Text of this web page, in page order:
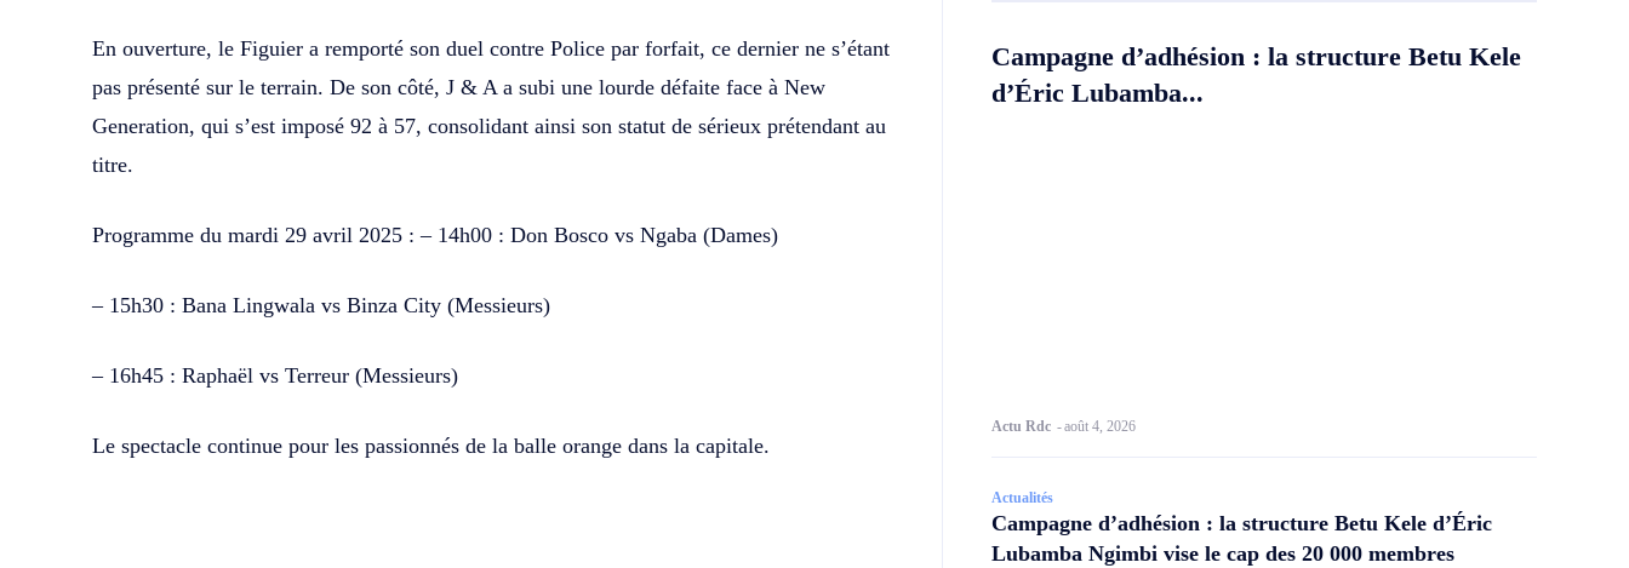
En ouverture, le Figuier a remporté son duel contre Police par forfait, ce dernier ne s’étant
pas présenté sur le terrain. De son côté, J & A a subi une lourde défaite face à New
Generation, qui s’est imposé 92 à 57, consolidant ainsi son statut de sérieux prétendant au
titre.
Programme du mardi 29 avril 2025 : – 14h00 : Don Bosco vs Ngaba (Dames)
– 15h30 : Bana Lingwala vs Binza City (Messieurs)
– 16h45 : Raphaël vs Terreur (Messieurs)
Le spectacle continue pour les passionnés de la balle orange dans la capitale.
Campagne d’adhésion : la structure Betu Kele
d’Éric Lubamba...
Actu Rdc -août 4, 2026
Actualités
Campagne d’adhésion : la structure Betu Kele d’Éric
Lubamba Ngimbi vise le cap des 20 000 membres